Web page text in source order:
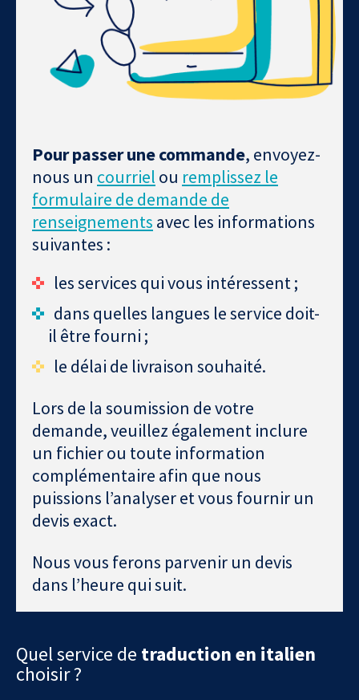
Pour passer une commande, envoyez-
nous un courriel ou remplissez le
formulaire de demande de
renseignements avec les informations
suivantes :
les services qui vous intéressent ;
dans quelles langues le service doit-
il être fourni ;
le délai de livraison souhaité.
Lors de la soumission de votre
demande, veuillez également inclure
un fichier ou toute information
complémentaire afin que nous
puissions l’analyser et vous fournir un
devis exact.
Nous vous ferons parvenir un devis
dans l’heure qui suit.
Quel service de traduction en italien
choisir ?